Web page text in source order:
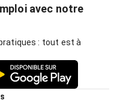
avec notre
: tout est à